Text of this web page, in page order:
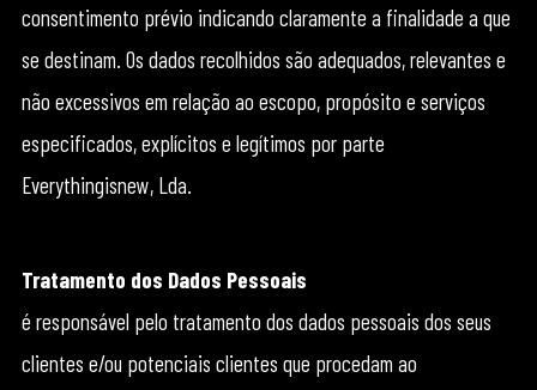
consentimento prévio indicando claramente a finalidade a que
se destinam. Os dados recolhidos são adequados, relevantes e
não excessivos em relação ao escopo, propósito e serviços
especificados, explícitos e legítimos por parte
Everythingisnew, Lda.
Tratamento dos Dados Pessoais
é responsável pelo tratamento dos dados pessoais dos seus
clientes e/ou potenciais clientes que procedam ao